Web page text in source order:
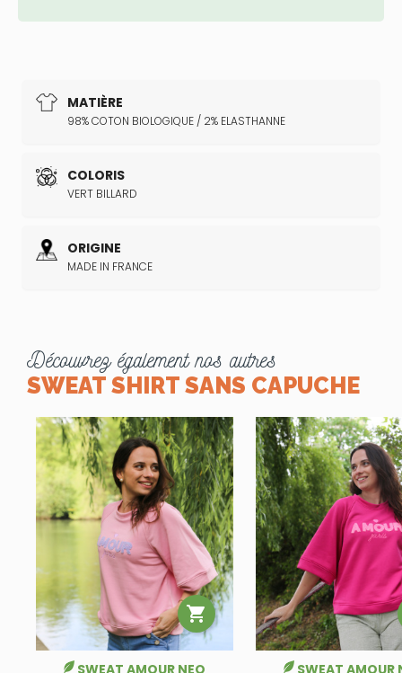
MATIÈRE
98% COTON BIOLOGIQUE / 2% ELASTHANNE
COLORIS
VERT BILLARD
ORIGINE
MADE IN FRANCE
Découvrez également nos autres
SWEAT SHIRT SANS CAPUCHE
